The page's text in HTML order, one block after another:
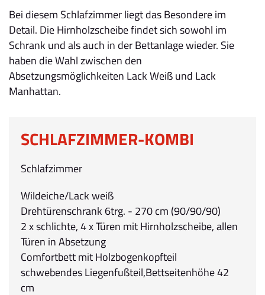
Bei diesem Schlafzimmer liegt das Besondere im
Detail. Die Hirnholzscheibe findet sich sowohl im
Schrank und als auch in der Bettanlage wieder. Sie
haben die Wahl zwischen den
Absetzungsmöglichkeiten Lack Weiß und Lack
Manhattan.
SCHLAFZIMMER-KOMBI
Schlafzimmer
Wildeiche/Lack weiß
Drehtürenschrank 6trg. - 270 cm (90/90/90)
2 x schlichte, 4 x Türen mit Hirnholzscheibe, allen
Türen in Absetzung
Comfortbett mit Holzbogenkopfteil
schwebendes Liegenfußteil,Bettseitenhöhe 42
cm